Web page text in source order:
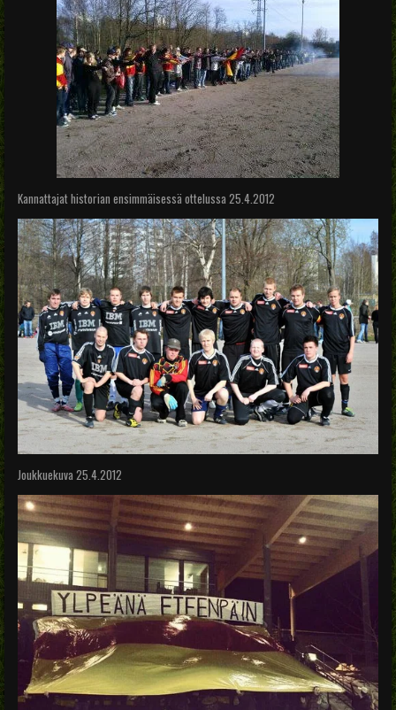
Kannattajat historian ensimmäisessä ottelussa 25.4.2012
Joukkuekuva 25.4.2012